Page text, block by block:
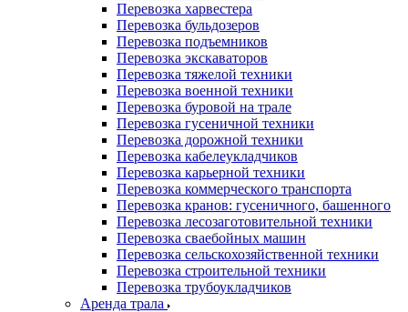
Перевозка харвестера
Перевозка бульдозеров
Перевозка подъемников
Перевозка экскаваторов
Перевозка тяжелой техники
Перевозка военной техники
Перевозка буровой на трале
Перевозка гусеничной техники
Перевозка дорожной техники
Перевозка кабелеукладчиков
Перевозка карьерной техники
Перевозка коммерческого транспорта
Перевозка кранов: гусеничного, башенного
Перевозка лесозаготовительной техники
Перевозка сваебойных машин
Перевозка сельскохозяйственной техники
Перевозка строительной техники
Перевозка трубоукладчиков
Аренда трала